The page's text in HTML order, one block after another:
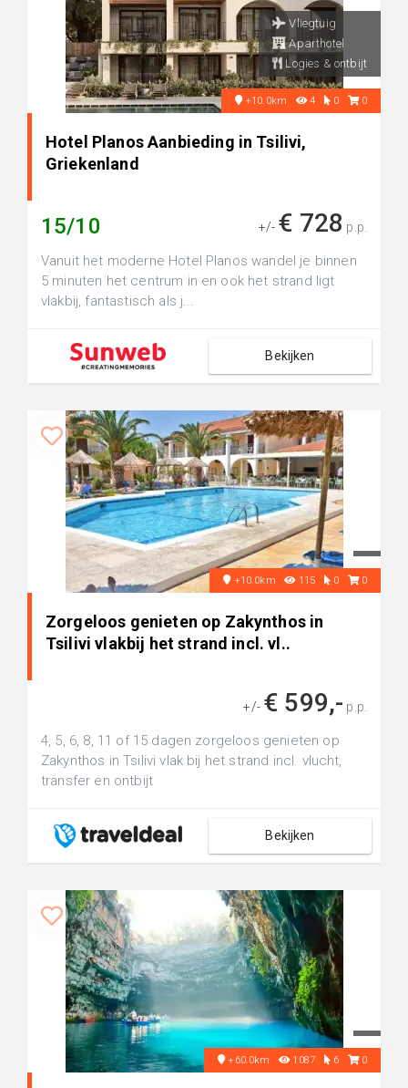
Vliegtuig
Aparthotel
Logies & ontbijt
+10.0km 4 0 0
Hotel Planos Aanbieding in Tsilivi,
Griekenland
15/10 +/- € 728 p.p.
Vanuit het moderne Hotel Planos wandel je binnen
5 minuten het centrum in en ook het strand ligt
vlakbij, fantastisch als j...
Bekijken
+10.0km 115 0 0
Zorgeloos genieten op Zakynthos in
Tsilivi vlakbij het strand incl. vl..
+/- € 599,- p.p.
4, 5, 6, 8, 11 of 15 dagen zorgeloos genieten op
Zakynthos in Tsilivi vlak bij het strand incl. vlucht,
transfer en ontbijt
Bekijken
+60.0km 1087 6 0